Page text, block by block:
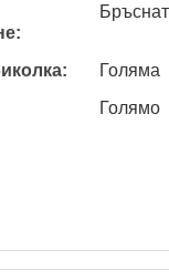
Голяма
Голямо